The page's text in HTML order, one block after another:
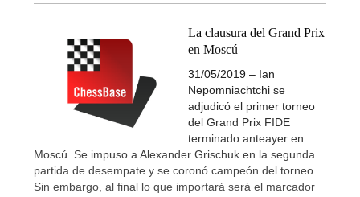
La clausura del Grand Prix
en Moscú
31/05/2019 – Ian
Nepomniachtchi se
adjudicó el primer torneo
del Grand Prix FIDE
terminado anteayer en
Moscú. Se impuso a Alexander Grischuk en la segunda
partida de desempate y se coronó campeón del torneo.
Sin embargo, al final lo que importará será el marcador